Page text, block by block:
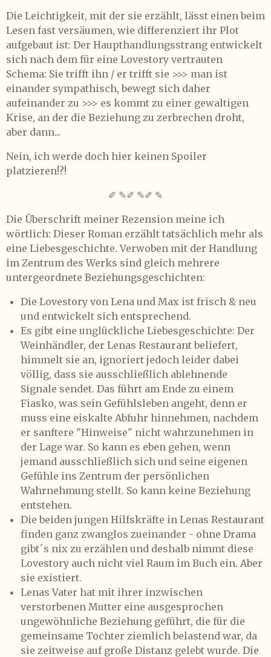
Die Leichtigkeit, mit der sie erzählt, lässt einen beim
Lesen fast versäumen, wie differenziert ihr Plot
aufgebaut ist: Der Haupthandlungsstrang entwickelt
sich nach dem für eine Lovestory vertrauten
Schema: Sie trifft ihn / er trifft sie >>> man ist
einander sympathisch, bewegt sich daher
aufeinander zu >>> es kommt zu einer gewaltigen
Krise, an der die Beziehung zu zerbrechen droht,
aber dann...
Nein, ich werde doch hier keinen Spoiler
platzieren!?!
✐ ✎✐ ✎✐ ✎
Die Überschrift meiner Rezension meine ich
wörtlich: Dieser Roman erzählt tatsächlich mehr als
eine Liebesgeschichte. Verwoben mit der Handlung
im Zentrum des Werks sind gleich mehrere
untergeordnete Beziehungsgeschichten:
Die Lovestory von Lena und Max ist frisch & neu
und entwickelt sich entsprechend.
Es gibt eine unglückliche Liebesgeschichte: Der
Weinhändler, der Lenas Restaurant beliefert,
himmelt sie an, ignoriert jedoch leider dabei
völlig, dass sie ausschließlich ablehnende
Signale sendet. Das führt am Ende zu einem
Fiasko, was sein Gefühlsleben angeht, denn er
muss eine eiskalte Abfuhr hinnehmen, nachdem
er sanftere "Hinweise" nicht wahrzunehmen in
der Lage war. So kann es eben gehen, wenn
jemand ausschließlich sich und seine eigenen
Gefühle ins Zentrum der persönlichen
Wahrnehmung stellt. So kann keine Beziehung
entstehen.
Die beiden jungen Hilfskräfte in Lenas Restaurant
finden ganz zwanglos zueinander - ohne Drama
gibt´s nix zu erzählen und deshalb nimmt diese
Lovestory auch nicht viel Raum im Buch ein. Aber
sie existiert.
Lenas Vater hat mit ihrer inzwischen
verstorbenen Mutter eine ausgesprochen
ungewöhnliche Beziehung geführt, die für die
gemeinsame Tochter ziemlich belastend war, da
sie zeitweise auf große Distanz gelebt wurde. Die